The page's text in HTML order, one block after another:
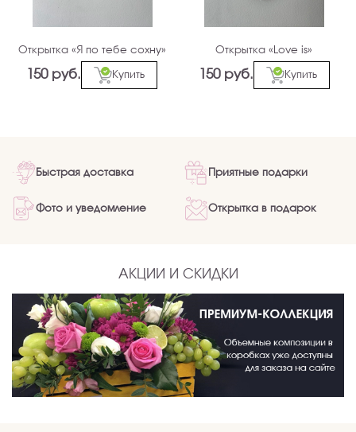
Открытка «Я по тебе сохну»
150 руб. Купить
Открытка «Love is»
150 руб. Купить
Быстрая доставка Приятные подарки
Фото и уведомление Открытка в подарок
АКЦИИ И СКИДКИ